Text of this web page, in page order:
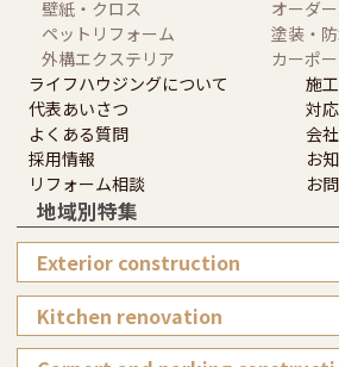
壁紙・クロス
オーダ
ペットリフォーム
塗装・
外構エクステリア
カーポ
ライフハウジングについて
施
代表あいさつ
対
よくある質問
会
採用情報
お
リフォーム相談
お
地域別特集
Exterior construction
Kitchen renovation